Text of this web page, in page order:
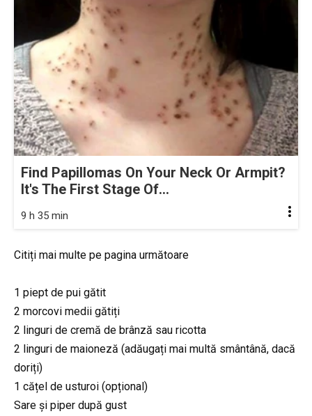
Find Papillomas On Your Neck Or Armpit?
It's The First Stage Of...
9 h 35 min
Citiți mai multe pe pagina următoare
1 piept de pui gătit
2 morcovi medii gătiți
2 linguri de cremă de brânză sau ricotta
2 linguri de maioneză (adăugați mai multă smântână, dacă
doriți)
1 cățel de usturoi (opțional)
Sare și piper după gust